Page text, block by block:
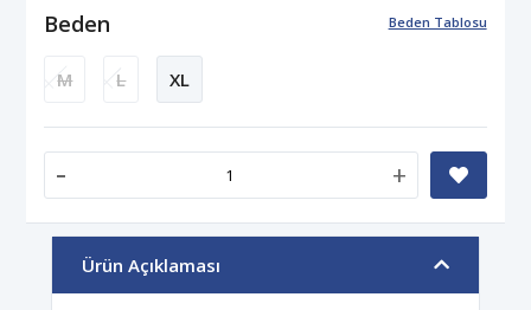
Beden Tablosu
Beden
M L XL
- +
Ürün Açıklaması